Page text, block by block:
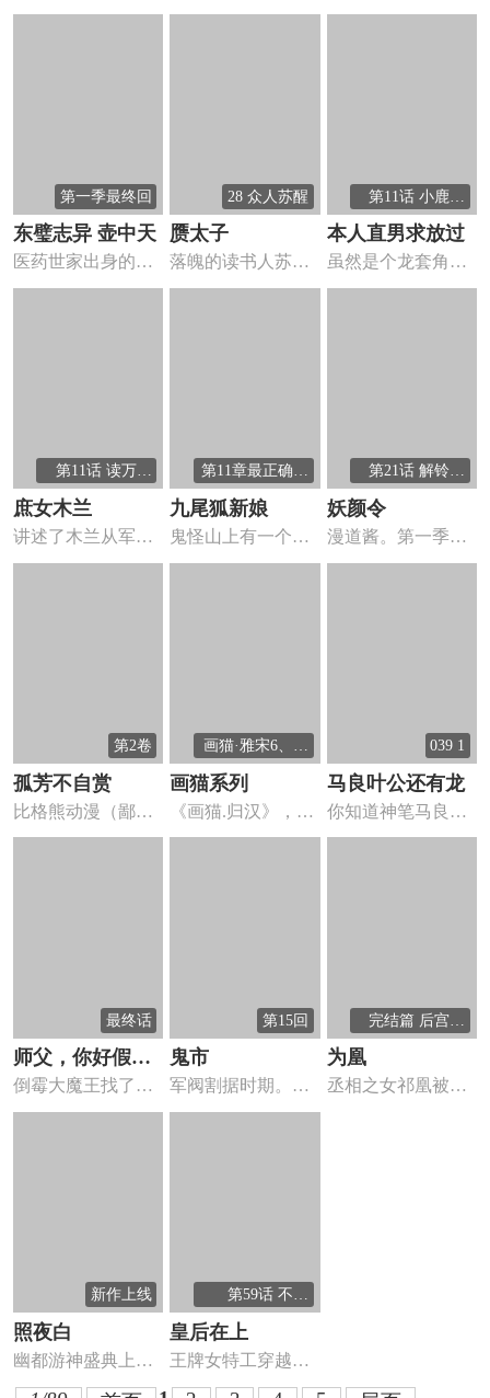
之事，为什么一觉
楼——醉仙楼，妖
积怨千年，琅桓氏
第一季最终回
东璧志异 壶中天
医药世家出身的李
亦真意外掉入壶中
28 众人苏醒
赝太子
落魄的读书人苏子
籍被家传的半片紫
第11话 小鹿乱
撞？
本人直男求放过
虽然是个龙套角色
却还是认真生活，
第11话 读万卷
书+停更通告
庶女木兰
讲述了木兰从军之
前的经历，呈现在
第11章最正确的
决定（完结）
九尾狐新娘
鬼怪山上有一个鬼
怪，于是这座山成
第21话 解铃还
妖颜令
漫道酱。第一季：
大学生楚颜穿越到
第2卷
孤芳不自赏
比格熊动漫（鄙木
鱼&Rosa）/漫画岛
画猫·雅宋6、后
画猫系列
《画猫.归汉》，通
过千姿百态的可爱
039 1
马良叶公还有龙
你知道神笔马良、
叶公好龙和画龙点
最终话
师父，你好假惺
惺
倒霉大魔王找了个
假惺惺的色女当师
第15回
鬼市
军阀割据时期。多
地武装自立，草莽
完结篇 后宫佳
丽只一人
为凰
丞相之女祁凰被人
新作上线
照夜白
幽都游神盛典上，
南星仙君被青阳魔
第59话 不是
皇后在上
王牌女特工穿越回
古代，柔软娇弱的